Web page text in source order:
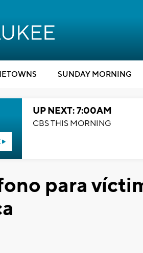
SUNDAY MORNING
UP NEXT: 7:00AM
CBS THIS MORNING
para